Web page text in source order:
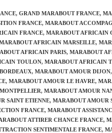
, GRAND MARABOUT FRANCE,
FRANCE, MARABOUT
FRANCE, MARABOUT AFRICAIN
AFRICAIN MARSEILLE,
AFRICAIN PARIS, MARABOUT
TOULON, MARABOUT AFRICAIN
, MARABOUT AMOUR DIJON,
, MARABOUT AMOUR LE HAVRE,
, MARABOUT AMOUR
SAINT ETIENNE, MARABOUT AMOUR
FRANCE, MARABOUT
ATTIRER CHANCE FRANCE,
SENTIMENTALE FRANCE,